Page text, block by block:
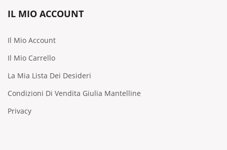
IL MIO ACCOUNT
Il Mio Account
Il Mio Carrello
La Mia Lista Dei Desideri
Condizioni Di Vendita Giulia Mantelline
Privacy